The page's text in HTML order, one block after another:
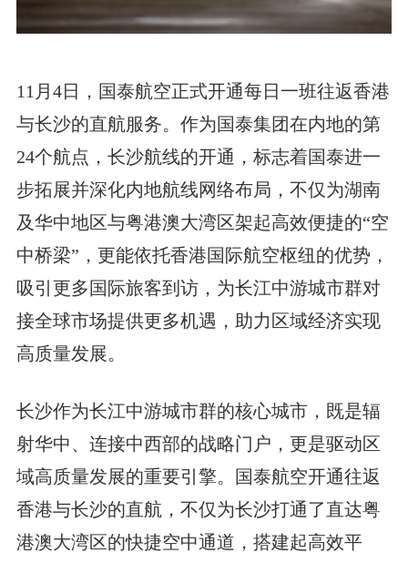
11月4日，国泰航空正式开通每日一班往返香港
与长沙的直航服务。作为国泰集团在内地的第
24个航点，长沙航线的开通，标志着国泰进一
步拓展并深化内地航线网络布局，不仅为湖南
及华中地区与粤港澳大湾区架起高效便捷的“空
中桥梁”，更能依托香港国际航空枢纽的优势，
吸引更多国际旅客到访，为长江中游城市群对
接全球市场提供更多机遇，助力区域经济实现
高质量发展。
长沙作为长江中游城市群的核心城市，既是辐
射华中、连接中西部的战略门户，更是驱动区
域高质量发展的重要引擎。国泰航空开通往返
香港与长沙的直航，不仅为长沙打通了直达粤
港澳大湾区的快捷空中通道，搭建起高效平